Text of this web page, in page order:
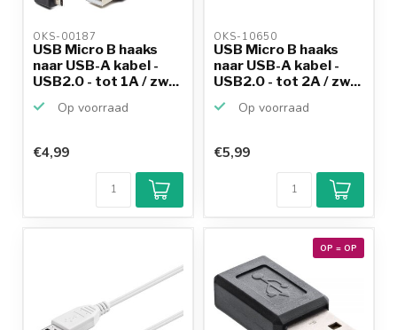
OKS-00187
USB Micro B haaks
naar USB-A kabel -
USB2.0 - tot 1A / zw...
Op voorraad
€4,99
OKS-10650
USB Micro B haaks
naar USB-A kabel -
USB2.0 - tot 2A / zw...
Op voorraad
€5,99
OP = OP